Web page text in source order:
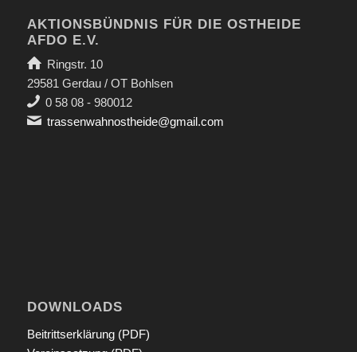
AKTIONSBÜNDNIS FÜR DIE OSTHEIDE
AFDO E.V.
Ringstr. 10
29581 Gerdau / OT Bohlsen
0 58 08 - 980012
trassenwahnostheide@gmail.com
DOWNLOADS
Beitrittserklärung (PDF)